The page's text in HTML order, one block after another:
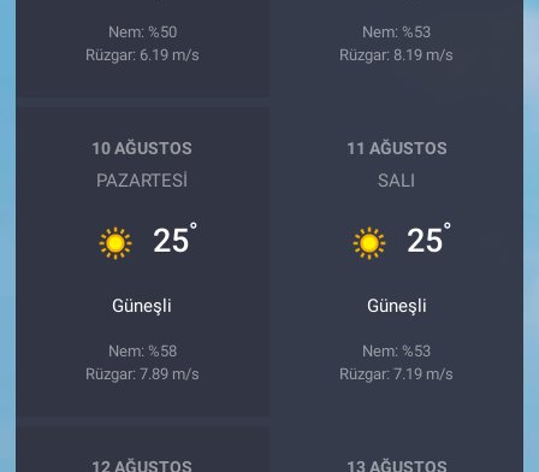
Nem: %50
Rüzgar: 6.19 m/s
Nem: %53
Rüzgar: 8.19 m/s
10 AĞUSTOS
PAZARTESI
25°
Güneşli
Nem: %58
Rüzgar: 7.89 m/s
11 AĞUSTOS
SALI
25°
Güneşli
Nem: %53
Rüzgar: 7.19 m/s
12 AĞUSTOS 13 AĞUSTOS